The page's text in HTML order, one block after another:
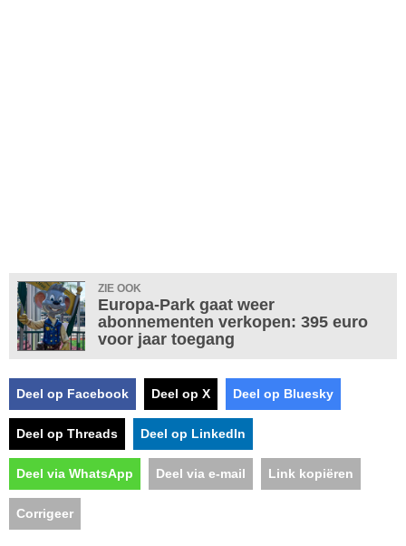
ZIE OOK
Europa-Park gaat weer
abonnementen verkopen: 395 euro
voor jaar toegang
Deel op Facebook Deel op X Deel op Bluesky
Deel op Threads Deel op LinkedIn
Deel via WhatsApp Deel via e-mail Link kopiëren
Corrigeer